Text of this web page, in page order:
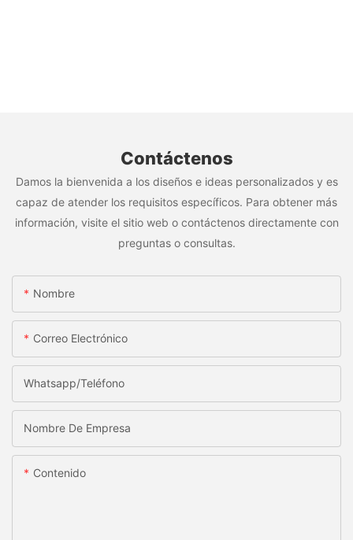
Contáctenos
Damos la bienvenida a los diseños e ideas personalizados y es
capaz de atender los requisitos específicos. Para obtener más
información, visite el sitio web o contáctenos directamente con
preguntas o consultas.
Nombre
Correo Electrónico
Whatsapp/Teléfono
Nombre De Empresa
Contenido